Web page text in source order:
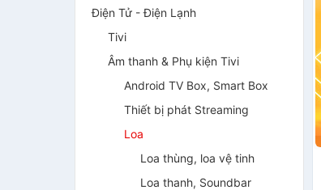
Điện Tử - Điện Lạnh
Tivi
Âm thanh & Phụ kiện Tivi
Android TV Box, Smart Box
Thiết bị phát Streaming
Loa
Loa thùng, loa vệ tinh
Loa thanh, Soundbar